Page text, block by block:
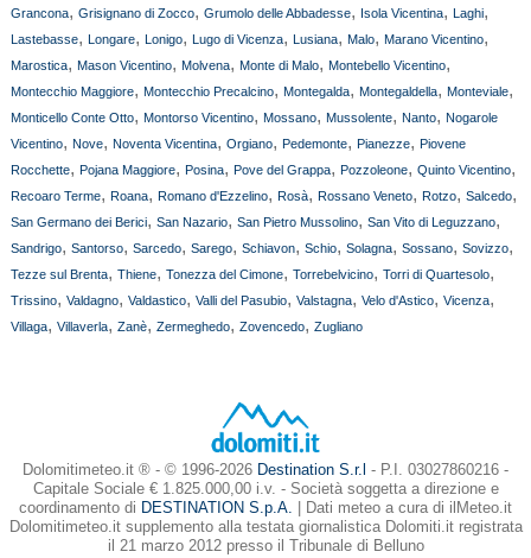
Grancona, Grisignano di Zocco, Grumolo delle Abbadesse, Isola Vicentina, Laghi,
Lastebasse, Longare, Lonigo, Lugo di Vicenza, Lusiana, Malo, Marano Vicentino,
Marostica, Mason Vicentino, Molvena, Monte di Malo, Montebello Vicentino,
Montecchio Maggiore, Montecchio Precalcino, Montegalda, Montegaldella, Monteviale,
Monticello Conte Otto, Montorso Vicentino, Mossano, Mussolente, Nanto, Nogarole
Vicentino, Nove, Noventa Vicentina, Orgiano, Pedemonte, Pianezze, Piovene
Rocchette, Pojana Maggiore, Posina, Pove del Grappa, Pozzoleone, Quinto Vicentino,
Recoaro Terme, Roana, Romano d'Ezzelino, Rosà, Rossano Veneto, Rotzo, Salcedo,
San Germano dei Berici, San Nazario, San Pietro Mussolino, San Vito di Leguzzano,
Sandrigo, Santorso, Sarcedo, Sarego, Schiavon, Schio, Solagna, Sossano, Sovizzo,
Tezze sul Brenta, Thiene, Tonezza del Cimone, Torrebelvicino, Torri di Quartesolo,
Trissino, Valdagno, Valdastico, Valli del Pasubio, Valstagna, Velo d'Astico, Vicenza,
Villaga, Villaverla, Zanè, Zermeghedo, Zovencedo, Zugliano
Dolomitimeteo.it ® - © 1996-2026 Destination S.r.l - P.I. 03027860216 -
Capitale Sociale € 1.825.000,00 i.v. - Società soggetta a direzione e
coordinamento di DESTINATION S.p.A. | Dati meteo a cura di ilMeteo.it
Dolomitimeteo.it supplemento alla testata giornalistica Dolomiti.it registrata
il 21 marzo 2012 presso il Tribunale di Belluno